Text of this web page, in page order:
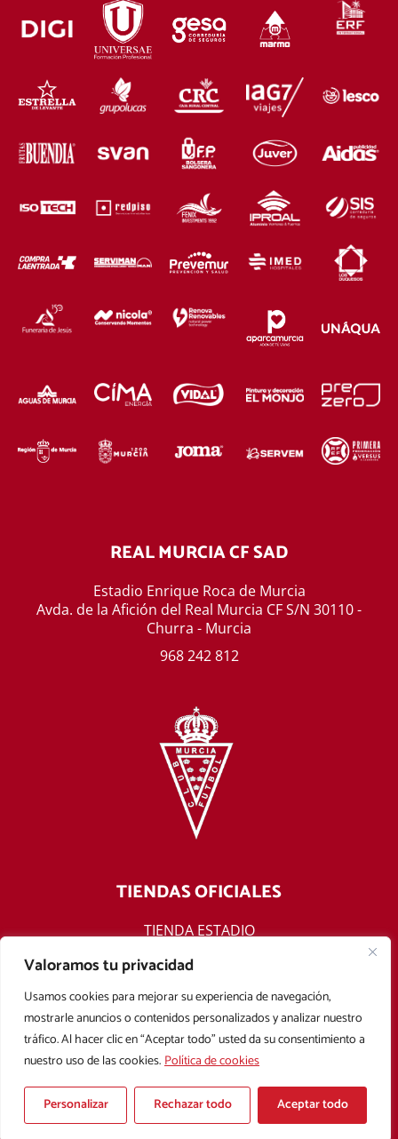
Valoramos tu privacidad
Usamos cookies para mejorar su experiencia de navegación,
mostrarle anuncios o contenidos personalizados y analizar nuestro
tráfico. Al hacer clic en “Aceptar todo” usted da su consentimiento a
nuestro uso de las cookies.Política de cookies
Personalizar Rechazar todo Aceptar todo
REAL MURCIA CF SAD
Estadio Enrique Roca de Murcia
Avda. de la Afición del Real Murcia CF S/N 30110 -
Churra - Murcia
968 242 812
TIENDAS OFICIALES
TIENDA ESTADIO
TIENDA ONLINE
F
a
c
e
b
o
o
k
T
w
i
t
t
e
r
Y
o
u
t
u
b
e
I
n
s
t
a
g
a
Copyright © 2025 Real Murcia. Diseñado con
Aviso legal Política de privacidad Política de cookies
Condiciones Generales de Contratación